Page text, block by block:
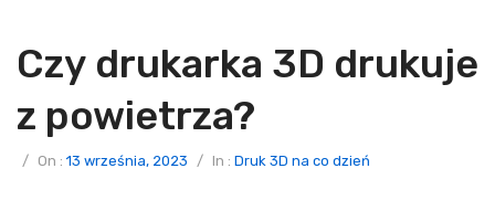
Czy drukarka 3D drukuje
z powietrza?
/ On : 13 września, 2023 / In : Druk 3D na co dzień